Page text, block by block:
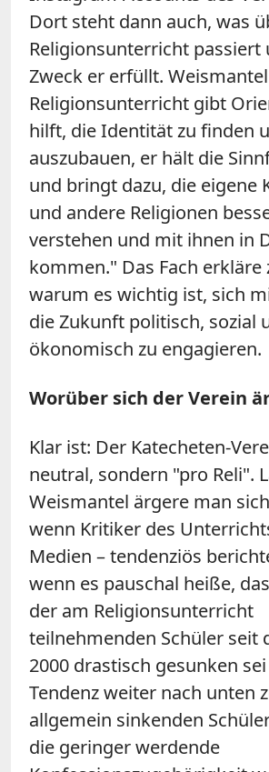
Dort steht dann auch, was
Religionsunterricht passiert
Zweck er erfüllt.
Religionsunterricht gibt
hilft, die Identität zu finden
auszubauen, er hält die
und bringt dazu, die eigene
und andere Religionen
verstehen und mit ihnen in
kommen." Das Fach erkläre
warum es wichtig ist, sich
die Zukunft politisch, sozial
ökonomisch zu engagieren.
Worüber sich der Verein
Klar ist: Der Katecheten-
neutral, sondern "pro Reli".
Weismantel ärgere man
wenn Kritiker des
Medien – tendenziös
wenn es pauschal heiße,
der am Religionsunterricht
teilnehmenden Schüler seit
2000 drastisch gesunken
Tendenz weiter nach unten
allgemein sinkenden
die geringer werdende